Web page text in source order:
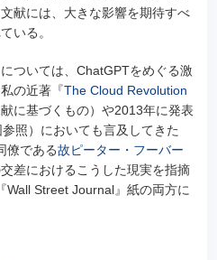
献には、大きな影響を期待すべ
いる。
ついては、ChatGPTをめぐる激
の近著『The Cloud Revolution
に基づくもの）や2013年に発表
照）においても言及してきた
僚である故ピーター・フーバー
差におけるこうした現実を指摘
Street Journal』紙の両方に